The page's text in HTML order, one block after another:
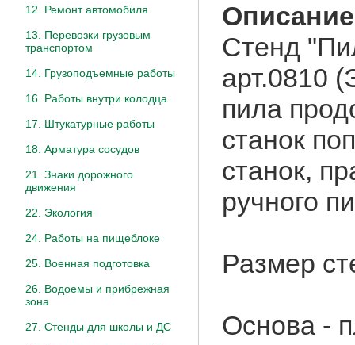
12. Ремонт автомобиля
13. Перевозки грузовым
транспортом
14. Грузоподъемные работы
16. Работы внутри колодца
17. Штукатурные работы
18. Арматура сосудов
21. Знаки дорожного
движения
22. Экология
24. Работы на пищеблоке
25. Военная подготовка
26. Водоемы и прибрежная
зона
27. Стенды для школы и ДС
Стенд
арт.0810
пила
станок
станок,
ручного
Размер
Основа -